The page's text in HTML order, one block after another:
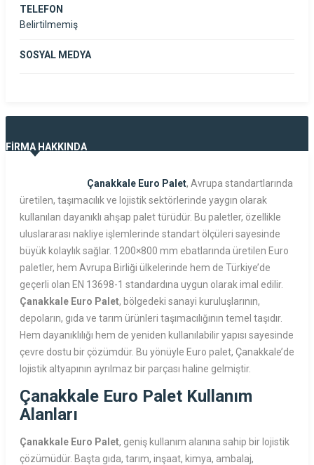
TELEFON
Belirtilmemiş
SOSYAL MEDYA
FİRMA HAKKINDA
Çanakkale Euro Palet, Avrupa standartlarında
üretilen, taşımacılık ve lojistik sektörlerinde yaygın olarak
kullanılan dayanıklı ahşap palet türüdür. Bu paletler, özellikle
uluslararası nakliye işlemlerinde standart ölçüleri sayesinde
büyük kolaylık sağlar. 1200×800 mm ebatlarında üretilen Euro
paletler, hem Avrupa Birliği ülkelerinde hem de Türkiye’de
geçerli olan EN 13698-1 standardına uygun olarak imal edilir.
Çanakkale Euro Palet, bölgedeki sanayi kuruluşlarının,
depoların, gıda ve tarım ürünleri taşımacılığının temel taşıdır.
Hem dayanıklılığı hem de yeniden kullanılabilir yapısı sayesinde
çevre dostu bir çözümdür. Bu yönüyle Euro palet, Çanakkale’de
lojistik altyapının ayrılmaz bir parçası haline gelmiştir.
Çanakkale Euro Palet Kullanım
Alanları
Çanakkale Euro Palet, geniş kullanım alanına sahip bir lojistik
çözümüdür. Başta gıda, tarım, inşaat, kimya, ambalaj,